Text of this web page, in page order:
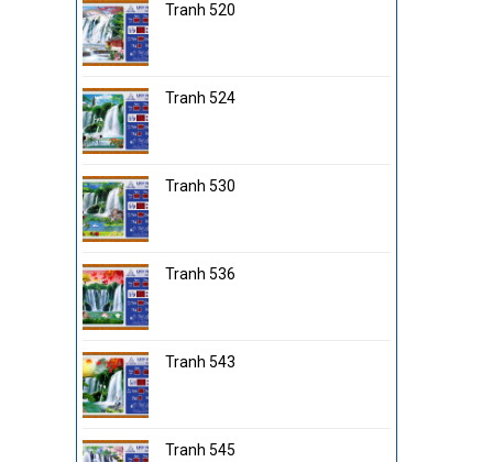
Tranh 520
Tranh 524
Tranh 530
Tranh 536
Tranh 543
Tranh 545